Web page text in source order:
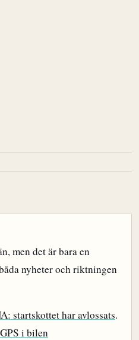
men det är bara en
nyheter och riktningen
startskottet har avlossats.
i bilen